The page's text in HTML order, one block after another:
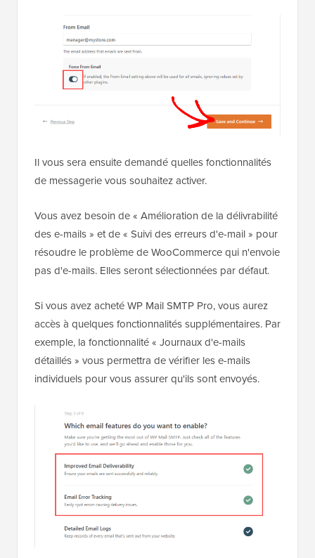
Il vous sera ensuite demandé quelles fonctionnalités
de messagerie vous souhaitez activer.
Vous avez besoin de « Amélioration de la délivrabilité
des e-mails » et de « Suivi des erreurs d'e-mail » pour
résoudre le problème de WooCommerce qui n'envoie
pas d'e-mails. Elles seront sélectionnées par défaut.
Si vous avez acheté WP Mail SMTP Pro, vous aurez
accès à quelques fonctionnalités supplémentaires. Par
exemple, la fonctionnalité « Journaux d'e-mails
détaillés » vous permettra de vérifier les e-mails
individuels pour vous assurer qu'ils sont envoyés.